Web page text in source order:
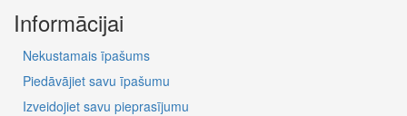
Informācijai
Nekustamais īpašums
Piedāvājiet savu īpašumu
Izveidojiet savu pieprasījumu